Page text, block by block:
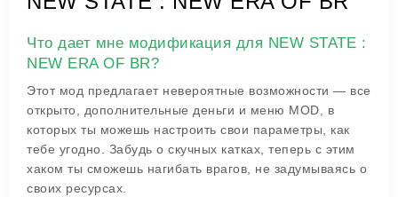
Что дает мне модификация для NEW STATE :
NEW ERA OF BR?
Этот мод предлагает невероятные возможности — все
открыто, дополнительные деньги и меню MOD, в
которых ты можешь настроить свои параметры, как
тебе угодно. Забудь о скучных катках, теперь с этим
хаком ты сможешь нагибать врагов, не задумываясь о
своих ресурсах.